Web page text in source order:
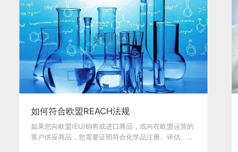
如何符合欧盟REACH法规
如果您向欧盟(EU)销售或进口商品，或向在欧盟运营的
客户供应商品，您需要证明符合化学品注册、评估、授